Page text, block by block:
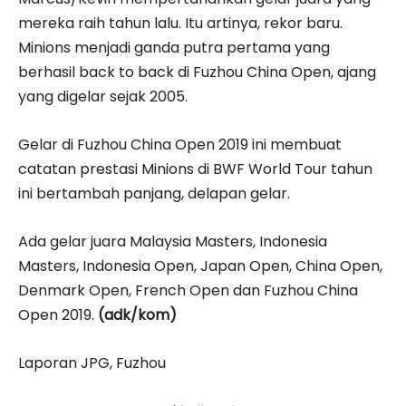
mereka raih tahun lalu. Itu artinya, rekor baru.
Minions menjadi ganda putra pertama yang
berhasil back to back di Fuzhou China Open, ajang
yang digelar sejak 2005.
Gelar di Fuzhou China Open 2019 ini membuat
catatan prestasi Minions di BWF World Tour tahun
ini bertambah panjang, delapan gelar.
Ada gelar juara Malaysia Masters, Indonesia
Masters, Indonesia Open, Japan Open, China Open,
Denmark Open, French Open dan Fuzhou China
Open 2019. (adk/kom)
Laporan JPG, Fuzhou